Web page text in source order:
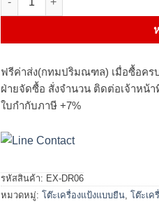
ฟรีค่าส่ง(กทมปริมณฑล) เมื่อซื้อคร
ฝ่ายจัดซื้อ สั่งจำนวน ติดต่อเจ้าหน้
ใบกำกับภาษี +7%
รหัสสินค้า: EX-DR06
หมวดหมู่:โต๊ะเครื่องแป้งแบบยืน,โต๊ะเค